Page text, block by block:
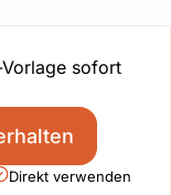
sofort
Direkt verwenden